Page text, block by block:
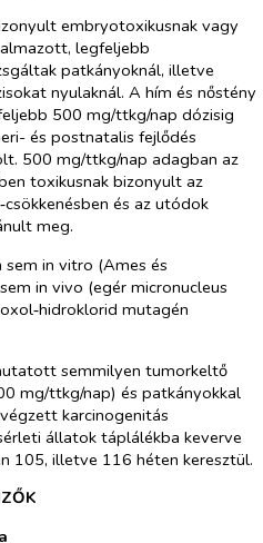
embryotoxikusnak vagy
legfeljebb
patkányoknál, illetve
nyulaknál. A hím és nőstény
500 mg/ttkg/nap dózisig
és postnatalis fejlődés
500 mg/ttkg/nap adagban az
toxikusnak bizonyult az
és az utódok
meg.
sem in vitro (Ames és
in vivo (egér micronucleus
mutagén
semmilyen tumorkeltő
mg/ttkg/nap) és patkányokkal
karcinogenitás
állatok táplálékba keverve
105, illetve 116 héten keresztül.